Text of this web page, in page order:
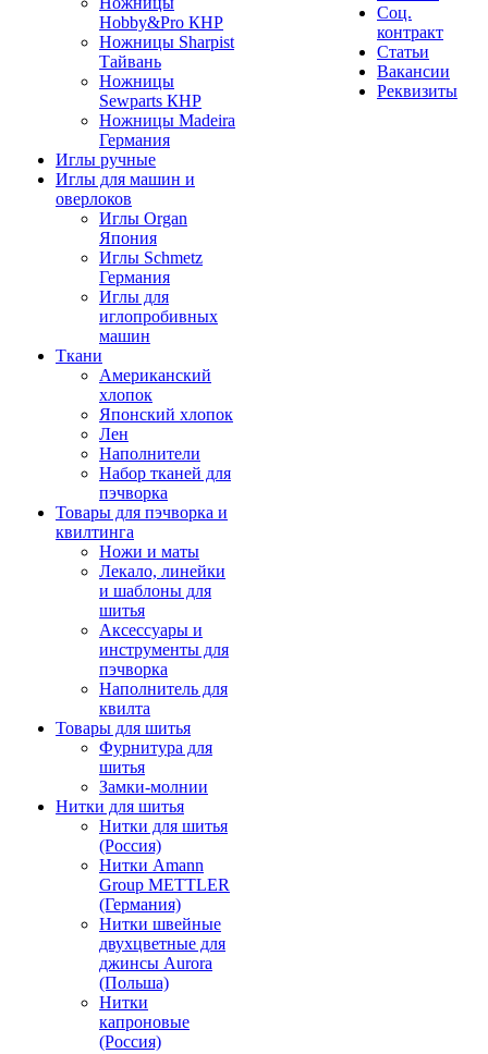
Hobby&Pro КНР
Ножницы Sharpist
Тайвань
Ножницы
Sewparts КНР
Ножницы Madeira
Германия
Иглы ручные
Иглы для машин и
оверлоков
Иглы Organ
Япония
Иглы Schmetz
Германия
Иглы для
иглопробивных
машин
Ткани
Американский
хлопок
Японский хлопок
Лен
Наполнители
Набор тканей для
пэчворка
Товары для пэчворка и
квилтинга
Ножи и маты
Лекало, линейки
и шаблоны для
шитья
Аксессуары и
инструменты для
пэчворка
Наполнитель для
квилта
Товары для шитья
Фурнитура для
шитья
Замки-молнии
Нитки для шитья
Нитки для шитья
(Россия)
Нитки Amann
Group METTLER
(Германия)
Нитки швейные
двухцветные для
джинсы Aurora
(Польша)
Нитки
капроновые
(Россия)
Соц.
контракт
Статьи
Вакансии
Реквизиты